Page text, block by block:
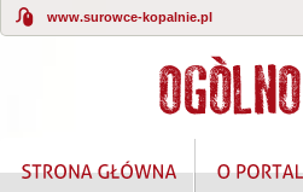
www.surowce-kopalnie.pl